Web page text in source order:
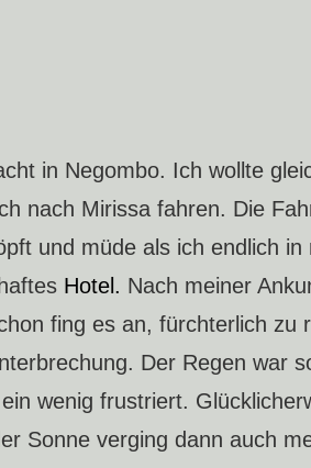
in Negombo. Ich wollte
nach Mirissa fahren. Die
und müde als ich endlich in
Hotel. Nach meiner
fing es an, fürchterlich zu
Der Regen war
wenig frustriert.
Sonne verging dann auch